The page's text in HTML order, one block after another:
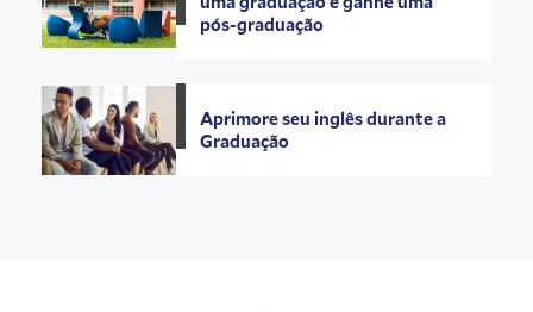
pós-graduação
Aprimore seu inglês durante a
Graduação